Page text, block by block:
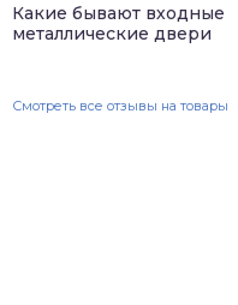
Какие бывают входные
металлические двери
Смотреть все отзывы на товары